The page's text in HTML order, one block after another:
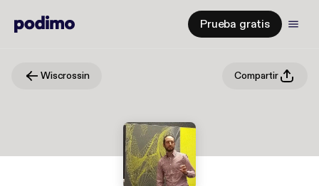
Prueba gratis
Wiscrossin Compartir